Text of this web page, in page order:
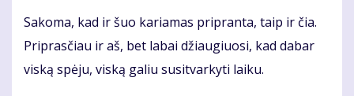
Sakoma, kad ir šuo kariamas pripranta, taip ir čia.
Priprasčiau ir aš, bet labai džiaugiuosi, kad dabar
viską spėju, viską galiu susitvarkyti laiku.